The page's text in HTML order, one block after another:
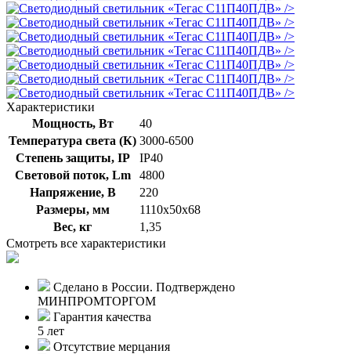
/>
/>
/>
/>
/>
/>
/>
Характеристики
Мощность, Вт
40
Температура света (К) 3000-6500
Степень защиты, IP
IP40
Световой поток, Lm
4800
Напряжение, В
220
Размеры, мм
1110х50х68
Вес, кг
1,35
Смотреть все характеристики
Сделано в России. Подтверждено
МИНПРОМТОРГОМ
Гарантия качества
5 лет
Отсутствие мерцания